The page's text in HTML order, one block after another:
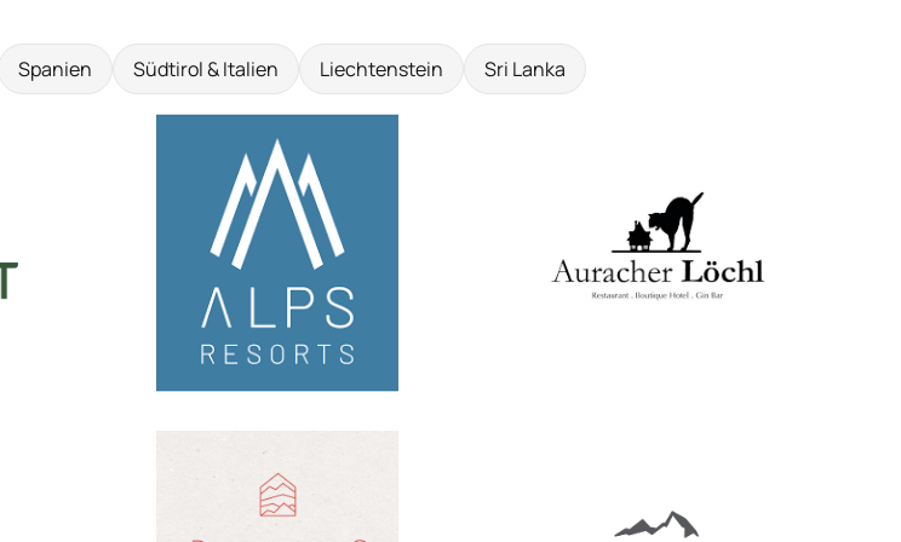
Spanien Südtirol & Italien Liechtenstein Sri Lanka